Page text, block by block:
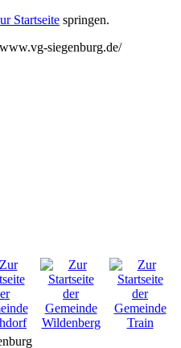
Startseite springen.
siegenburg.de/